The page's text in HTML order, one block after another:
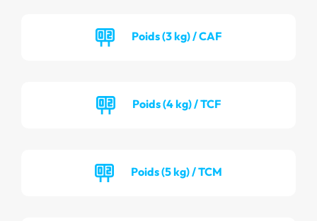
Poids (3 kg) / CAF
Poids (4 kg) / TCF
Poids (5 kg) / TCM